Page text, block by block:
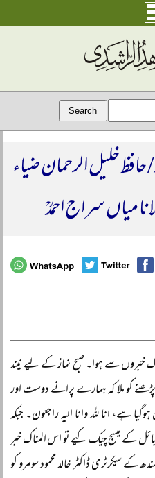
/ حافظ خلیل الرحمان ضیاء
میاں سراج احمدؒ
خبروں سے ہوا۔ صبح نماز کے لیے نیند
پڑھنے کو ملا کہ ہمارے پرانے دوست اور
ہے، انا للہ وانا الیہ راجعون۔ جبکہ
کے میسج چیک کیے تو اس المناک خبر
کے سیکرٹری ڈاکٹر خالد محمود سومرو کو